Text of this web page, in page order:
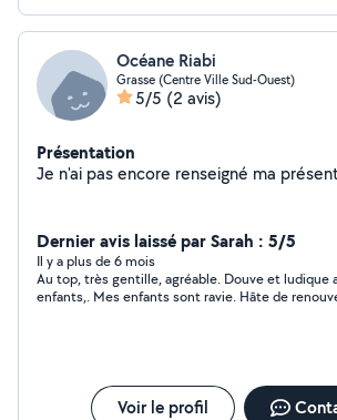
Océane Riabi
Grasse (Centre Ville Sud-Ouest)
5/5 (2 avis)
Présentation
Je n'ai pas encore
Dernier avis laissé par Sarah : 5/5
Il y a plus de 6 mois
Au top, très gentille, agréable. Douve et ludique
enfants,. Mes enfants sont ravie. Hâte de
Voir le profil